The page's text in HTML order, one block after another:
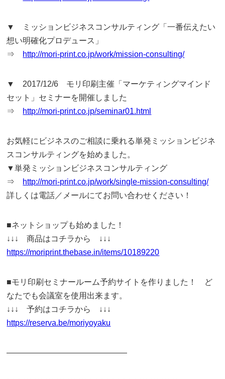
▼ ミッションビジネスコンサルティング「一番伝えたい
想い明確化プロデュース」
⇒ http://mori-print.co.jp/work/mission-consulting/
▼ 2017/12/6 モリ印刷主催「マーケティングマインド
セット」セミナーを開催しました
⇒ http://mori-print.co.jp/seminar01.html
お気軽にビジネスのご相談に乗れる単発ミッションビジネ
スコンサルティングを始めました。
▼単発ミッションビジネスコンサルティング
⇒ http://mori-print.co.jp/work/single-mission-consulting/
詳しくは電話／メールにてお問い合わせください！
■ネットショップも始めました！
↓↓↓ 商品はコチラから ↓↓↓
https://moriprint.thebase.in/items/10189220
■モリ印刷セミナールーム予約サイトを作りました！ ど
なたでも会議室を使用出来ます。
↓↓↓ 予約はコチラから ↓↓↓
https://reserva.be/moriyoyaku
———————————————